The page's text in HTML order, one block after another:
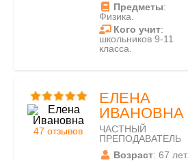
Предметы:
Физика.
Кого учит:
школьников 9-11
класса.
47 отзывов
ЕЛЕНА
ИВАНОВНА
ЧАСТНЫЙ
ПРЕПОДАВАТЕЛЬ
Возраст: 67 лет.